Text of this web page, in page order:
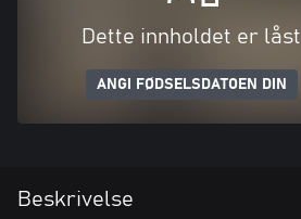
Dette innholdet er låst
ANGI FØDSELSDATOEN DIN
Beskrivelse